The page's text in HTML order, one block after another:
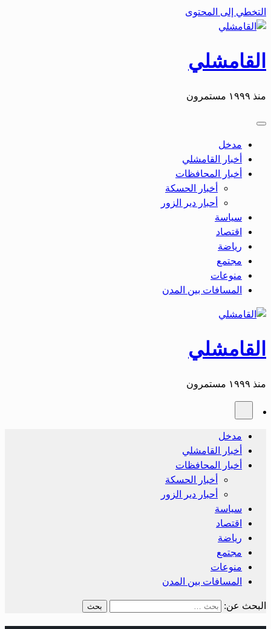
التخطي إلى المحتوى
القامشلي
منذ ١٩٩٩ مستمرون
مدخل
أخبار القامشلي
أخبار المحافظات
أخبار الحسكة
أحبار دير الزور
سياسة
اقتصاد
رياضة
مجتمع
منوعات
المسافات بين المدن
القامشلي
منذ ١٩٩٩ مستمرون
مدخل
أخبار القامشلي
أخبار المحافظات
أخبار الحسكة
أحبار دير الزور
سياسة
اقتصاد
رياضة
مجتمع
منوعات
المسافات بين المدن
البحث عن: